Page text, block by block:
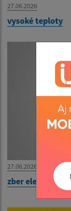
27.06.2026
vysoké teploty
27.06.2026
zber